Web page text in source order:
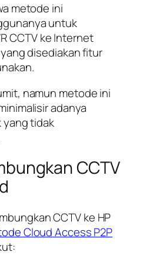
metode ini
untuk
CCTV ke Internet
disediakan fitur
namun metode ini
adanya
yang tidak
CCTV
CCTV ke HP
Cloud Access P2P